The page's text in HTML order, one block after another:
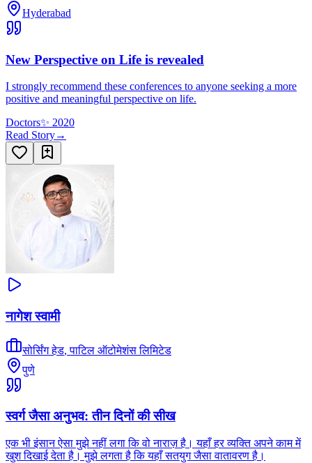
Hyderabad
New Perspective on Life is revealed
I strongly recommend these conferences to anyone seeking a more
positive and meaningful perspective on life.
Doctors✨ 2020
Read Story→
नागेश स्वामी
सोर्सिंग हेड,पाटिल ऑटोमेशंस लिमिटेड
पुणे
स्वर्ग जैसा अनुभव: तीन दिनों की सीख
एक भी इंसान ऐसा मुझे नहीं लगा कि वो नाराज़ है। यहाँ हर व्यक्ति अपने काम में
खुश दिखाई देता है। मुझे लगता है कि यहाँ सतयुग जैसा वातावरण है।